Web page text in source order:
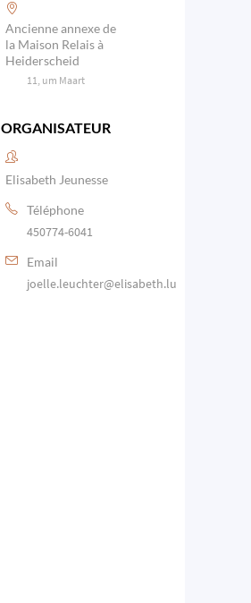
Ancienne annexe de
la Maison Relais à
Heiderscheid
11, um Maart
ORGANISATEUR
Elisabeth Jeunesse
Téléphone
450774-6041
Email
joelle.leuchter@elisabeth.lu